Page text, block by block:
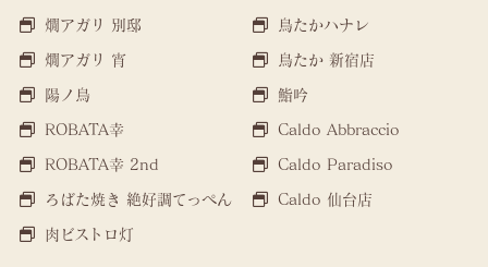
燗アガリ 別邸
燗アガリ 宵
陽ノ鳥
ROBATA幸
ROBATA幸 2nd
ろばた焼き 絶好調てっぺん
肉ビストロ灯
鳥たかハナレ
鳥たか 新宿店
鮨吟
Caldo Abbraccio
Caldo Paradiso
Caldo 仙台店